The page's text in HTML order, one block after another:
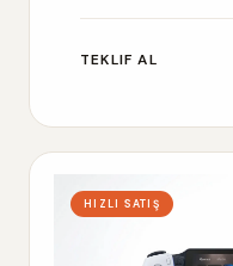
TEKLIF AL
HIZLI SATIŞ